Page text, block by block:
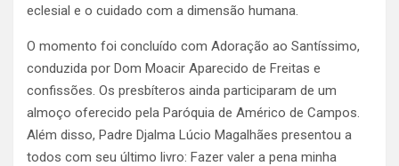
eclesial e o cuidado com a dimensão humana.
O momento foi concluído com Adoração ao Santíssimo,
conduzida por Dom Moacir Aparecido de Freitas e
confissões. Os presbíteros ainda participaram de um
almoço oferecido pela Paróquia de Américo de Campos.
Além disso, Padre Djalma Lúcio Magalhães presentou a
todos com seu último livro: Fazer valer a pena minha